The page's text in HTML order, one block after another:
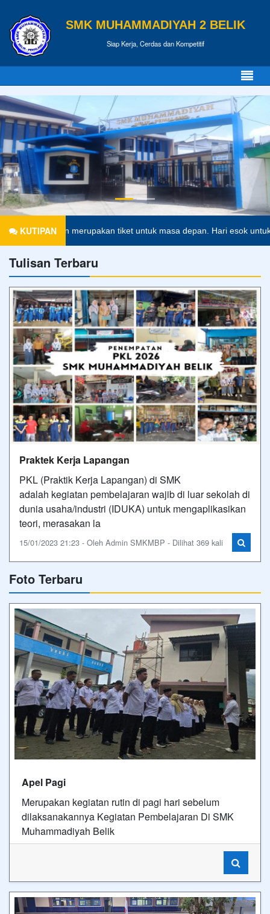
SMK MUHAMMADIYAH 2 BELIK
Siap Kerja, Cerdas dan Kompetitif
KUTIPANmerupakan tiket untuk masa depan. Hari esok untuk
Tulisan Terbaru
Praktek Kerja Lapangan
PKL (Praktik Kerja Lapangan) di SMK
adalah kegiatan pembelajaran wajib di luar sekolah di
dunia usaha/industri (IDUKA) untuk mengaplikasikan
teori, merasakan la
15/01/2023 21:23 - Oleh Admin SMKMBP - Dilihat 369 kali
Foto Terbaru
Apel Pagi
Merupakan kegiatan rutin di pagi hari sebelum
dilaksanakannya Kegiatan Pembelajaran Di SMK
Muhammadiyah Belik